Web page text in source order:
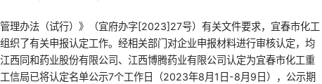
理办法（试行）》（宜府办字[2023]27号）有关文件要求，宜春市化工
织了有关申报认定工作。经相关部门对企业申报材料进行审核认定，均
西同和药业股份有限公司、江西博腾药业有限公司认定为宜春市化工重
信局已将认定名单公示7个工作日（2023年8月1日-8月9日），公示期